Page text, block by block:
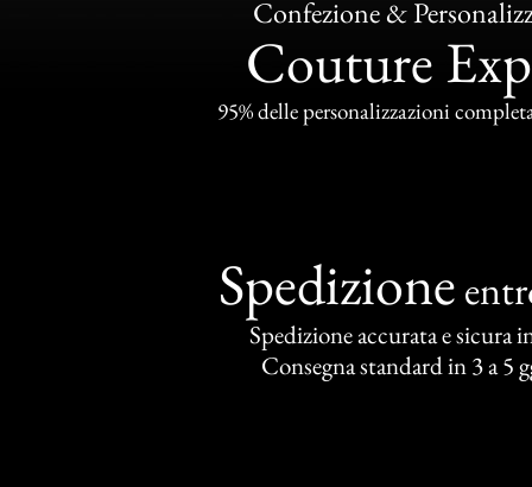
Confezione &
Couture
95% delle personalizzazioni
Spedizione
Spedizione accurata e sicura
Consegna standard in 3 a 5